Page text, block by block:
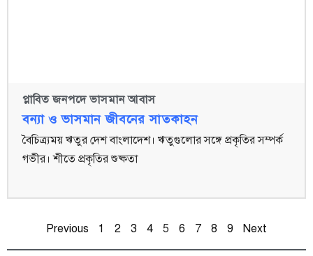
প্লাবিত জনপদে ভাসমান আবাস
বন্যা ও ভাসমান জীবনের সাতকাহন
বৈচিত্র্যময় ঋতুর দেশ বাংলাদেশ। ঋতুগুলোর সঙ্গে প্রকৃতির সম্পর্ক
গভীর। শীতে প্রকৃতির শুষ্কতা
Previous 1 2 3 4 5 6 7 8 9 Next